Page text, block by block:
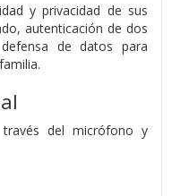
y privacidad de sus
autenticación de dos
de datos para
del micrófono y